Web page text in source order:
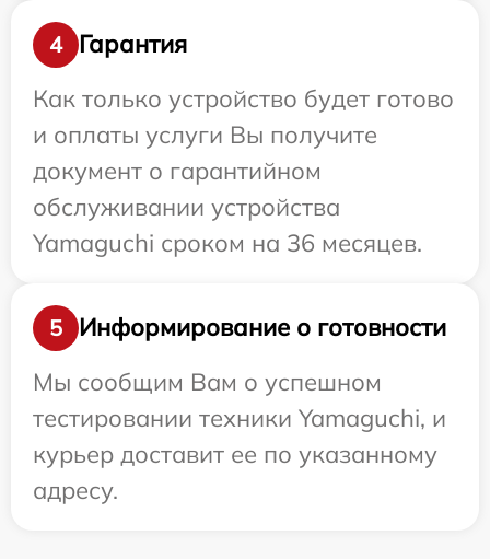
4
Гарантия
Как только устройство будет готово
и оплаты услуги Вы получите
документ о гарантийном
обслуживании устройства
Yamaguchi сроком на 36 месяцев.
5
Информирование о готовности
Мы сообщим Вам о успешном
тестировании техники Yamaguchi, и
курьер доставит ее по указанному
адресу.